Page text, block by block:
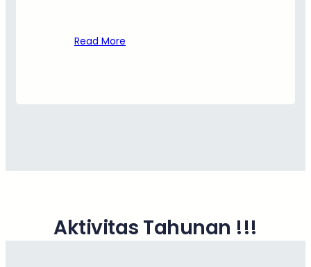
Read More
Aktivitas Tahunan !!!